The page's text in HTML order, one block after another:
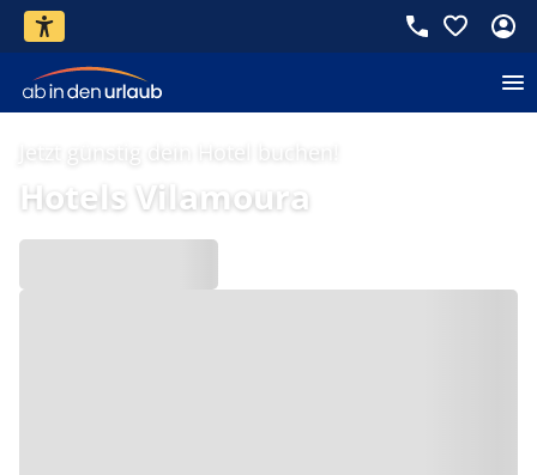
Jetzt günstig dein Hotel buchen!
Hotels Vilamoura